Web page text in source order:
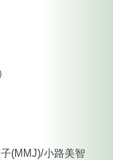
(MMJ)/小路美智